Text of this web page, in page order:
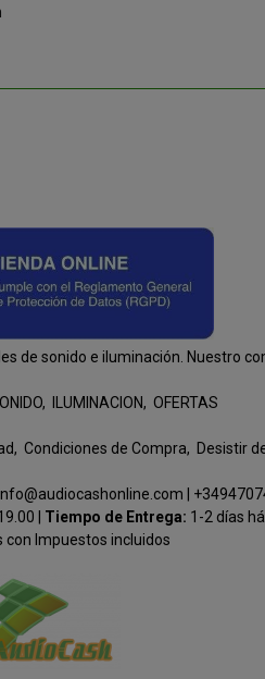
sonido e iluminación. Nuestro
ILUMINACION OFERTAS
Condiciones de Compra Desistir
|
| Tiempo de Entrega: 1-2 días
con Impuestos incluidos